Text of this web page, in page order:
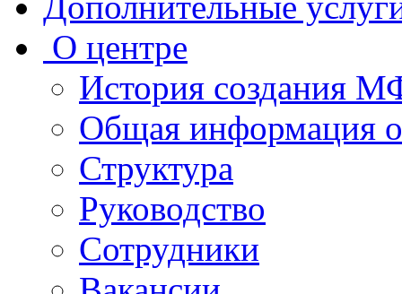
О центре
История создания
Общая
Структура
Руководство
Сотрудники